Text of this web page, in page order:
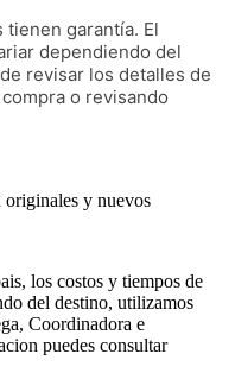
garantía. El
dependiendo del
revisar los detalles de
o revisando
originales y nuevos
los costos y tiempos de
del destino, utilizamos
Coordinadora e
puedes consultar